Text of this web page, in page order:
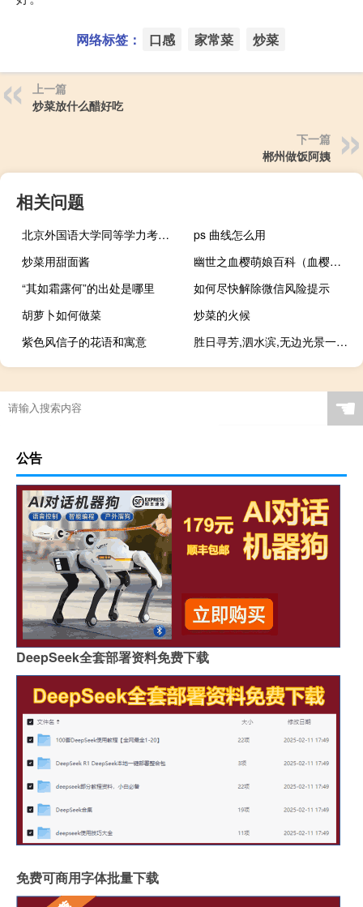
网络标签： 口感 家常菜 炒菜
上一篇
炒菜放什么醋好吃
下一篇
郴州做饭阿姨
相关问题
北京外国语大学同等学力考研要求有什么
ps 曲线怎么用
炒菜用甜面酱
幽世之血樱萌娘百科（血樱之Unforgivable Sinner简介）
“其如霜露何”的出处是哪里
如何尽快解除微信风险提示
胡萝卜如何做菜
炒菜的火候
紫色风信子的花语和寓意
胜日寻芳,泗水滨,无边光景一时新的意思是什么?
☚
公告
DeepSeek全套部署资料免费下载
免费可商用字体批量下载